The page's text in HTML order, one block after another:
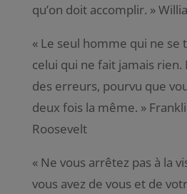
qu’on doit accomplir. »
« Le seul homme qui ne se
celui qui ne fait jamais rien.
des erreurs, pourvu que
deux fois la même. »
Roosevelt
« Ne vous arrêtez pas à la
vous avez de vous et de